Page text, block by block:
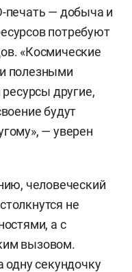
печать — добыча и
потребуют
«Космические
полезными
другие,
будут
— уверен
человеческий
не
а с
вызовом.
одну секундочку